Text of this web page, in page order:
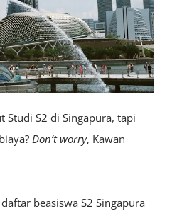
Studi S2 di Singapura, tapi
Don’t worry, Kawan
beasiswa S2 Singapura